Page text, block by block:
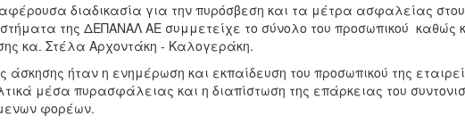
διαδικασία για την πυρόσβεση και τα μέτρα ασφαλείας
της ΔΕΠΑΝΑΛ ΑΕ συμμετείχε το σύνολο του προσωπικού καθώς
κα. Στέλα Αρχοντάκη - Καλογεράκη.
άσκησης ήταν η ενημέρωση και εκπαίδευση του προσωπικού της
μέσα πυρασφάλειας και η διαπίστωση της επάρκειας του
φορέων.